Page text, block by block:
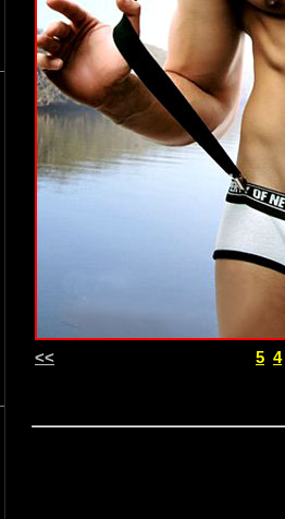
4
5
>>